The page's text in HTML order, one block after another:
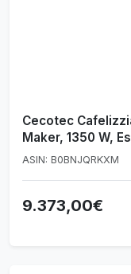
Cecotec
Maker, 1350 W,
Thermoblock, 20
ASIN: B0BNJQRKXM
9.373,00€